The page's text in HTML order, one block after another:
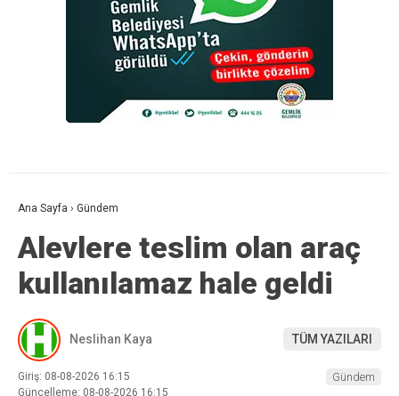
Ana Sayfa › Gündem
Alevlere teslim olan araç
kullanılamaz hale geldi
Neslihan Kaya TÜM YAZILARI
Giriş: 08-08-2026 16:15
Güncelleme: 08-08-2026 16:15
Gündem